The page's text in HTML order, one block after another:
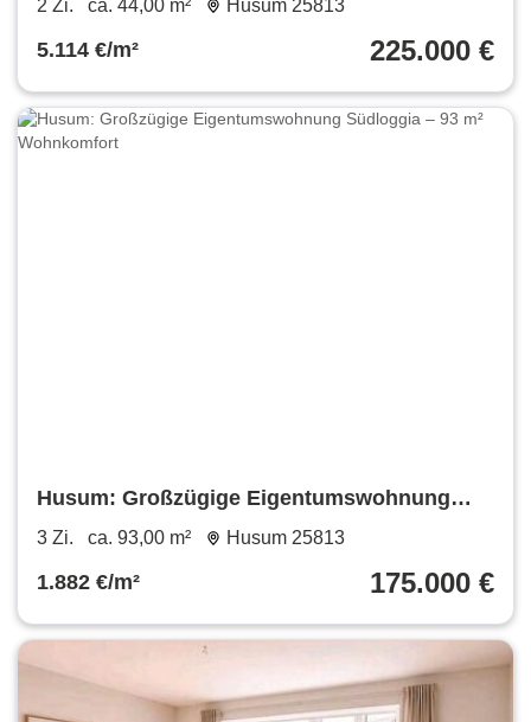
2 Zi. ca. 44,00 m² Husum 25813
5.114 €/m² 225.000 €
Husum: Großzügige Eigentumswohnung
Südloggia – 93 m² Wohnkomfort
3 Zi. ca. 93,00 m² Husum 25813
1.882 €/m² 175.000 €